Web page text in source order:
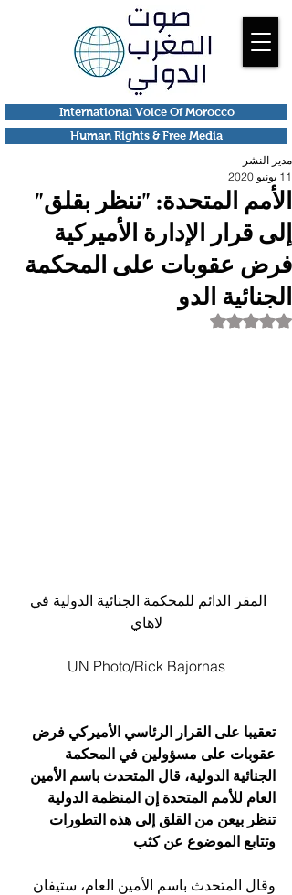
Human Rights & Free Media
International Voice Of Morocco
الأمم المتحدة: "ننظر بقلق"
إلى قرار الإدارة الأميركية
فرض عقوبات على المحكمة
الجنائية الدو
مدير النشر
11 يونيو 2020
تم التقييم بـ ليس رقمًا من أصل 5 نجوم.
المقر الدائم للمحكمة الجنائية الدولية في
لاهاي
UN Photo/Rick Bajornas
تعقيبا على القرار الرئاسي الأميركي فرض
عقوبات على مسؤولين في المحكمة
الجنائية الدولية، قال المتحدث باسم الأمين
العام للأمم المتحدة إن المنظمة الدولية
تنظر بيعن من القلق إلى هذه التطورات
وتتابع الموضوع عن كثب
وقال المتحدث باسم الأمين العام، ستيفان